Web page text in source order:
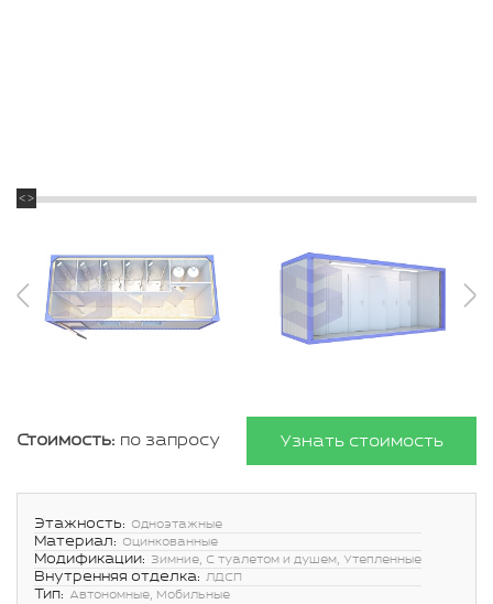
Стоимость: по запросу Узнать стоимость
Этажность: Одноэтажные
Материал: Оцинкованные
Модификации: Зимние, С туалетом и душем, Утепленные
Внутренняя отделка: ЛДСП
Тип: Автономные, Мобильные